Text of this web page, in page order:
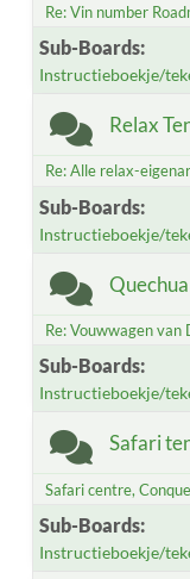
Re: Vin number
Sub-Boards
Instructieboekje/
Relax
Re: Alle relax-
Sub-Boards
Instructieboekje/
Quechua
Re: Vouwwagen van
Sub-Boards
Instructieboekje/
Safari
Safari centre,
Sub-Boards
Instructieboekje/